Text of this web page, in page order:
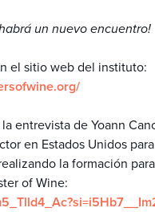
un nuevo encuentro!
el sitio web del instituto:
entrevista de Yoann
en Estados Unidos
la formación para
of Wine: